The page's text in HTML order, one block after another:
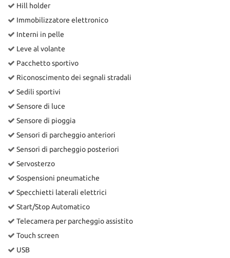
Hill holder
Immobilizzatore elettronico
Interni in pelle
Leve al volante
Pacchetto sportivo
Riconoscimento dei segnali stradali
Sedili sportivi
Sensore di luce
Sensore di pioggia
Sensori di parcheggio anteriori
Sensori di parcheggio posteriori
Servosterzo
Sospensioni pneumatiche
Specchietti laterali elettrici
Start/Stop Automatico
Telecamera per parcheggio assistito
Touch screen
USB